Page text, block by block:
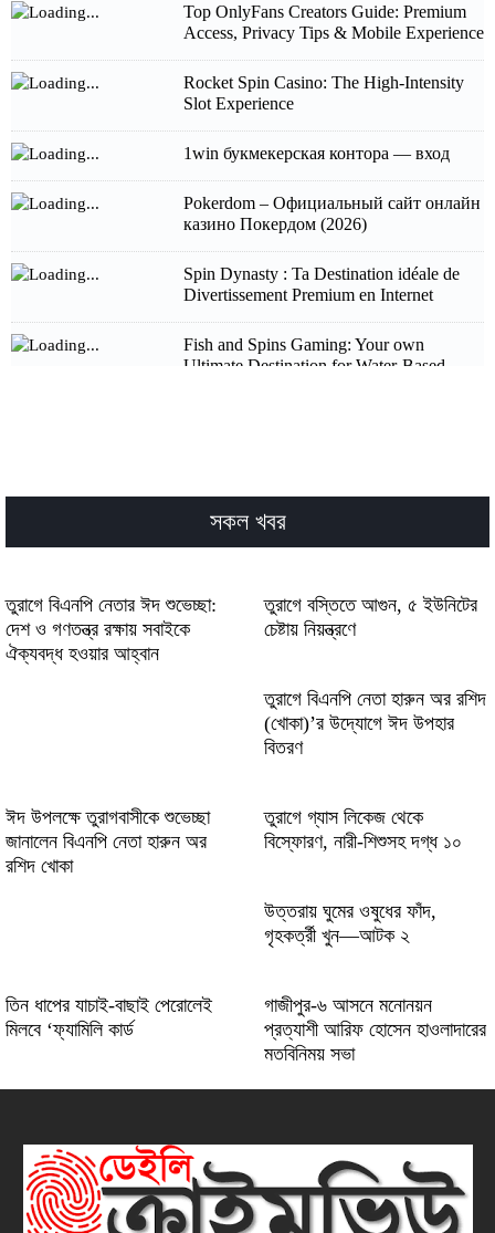
Top OnlyFans Creators Guide: Premium
Access, Privacy Tips & Mobile Experience
Rocket Spin Casino: The High‑Intensity
Slot Experience
1win букмекерская контора — вход
Pokerdom – Официальный сайт онлайн
казино Покердом (2026)
Spin Dynasty : Ta Destination idéale de
Divertissement Premium en Internet
Fish and Spins Gaming: Your own
Ultimate Destination for Water-Based
High‑Intensity Slots for Fast‑Paced Players
von win beatz für ambitionierte
Klanggestalter weiter
road skapar adrenalin för våghalsiga förare
সকল খবর
তুরাগে বিএনপি নেতার ঈদ শুভেচ্ছা:
দেশ ও গণতন্ত্র রক্ষায় সবাইকে
ঐক্যবদ্ধ হওয়ার আহ্বান
তুরাগে বস্তিতে আগুন, ৫ ইউনিটের
চেষ্টায় নিয়ন্ত্রণে
তুরাগে বিএনপি নেতা হারুন অর রশিদ
(খোকা)’র উদ্যোগে ঈদ উপহার
বিতরণ
ঈদ উপলক্ষে তুরাগবাসীকে শুভেচ্ছা
জানালেন বিএনপি নেতা হারুন অর
রশিদ খোকা
তুরাগে গ্যাস লিকেজ থেকে
বিস্ফোরণ, নারী-শিশুসহ দগ্ধ ১০
উত্তরায় ঘুমের ওষুধের ফাঁদ,
গৃহকর্ত্রী খুন—আটক ২
তিন ধাপের যাচাই-বাছাই পেরোলেই
মিলবে ‘ফ্যামিলি কার্ড
গাজীপুর-৬ আসনে মনোনয়ন
প্রত্যাশী আরিফ হোসেন হাওলাদারের
মতবিনিময় সভা